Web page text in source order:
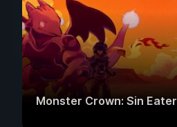
Monster Crown: Sin Eater